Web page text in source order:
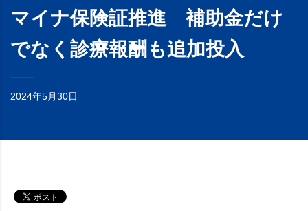
マイナ保険証推進 補助金だけ
でなく診療報酬も追加投入
2024年5月30日